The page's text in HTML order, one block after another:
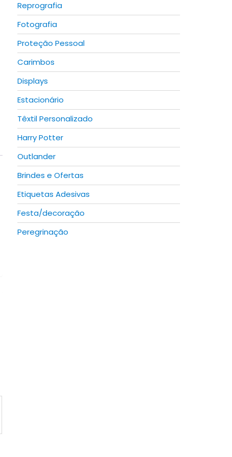
Reprografia
Fotografia
Proteção Pessoal
Carimbos
Displays
Estacionário
Têxtil Personalizado
Harry Potter
Outlander
Brindes e Ofertas
Etiquetas Adesivas
Festa/decoração
Peregrinação